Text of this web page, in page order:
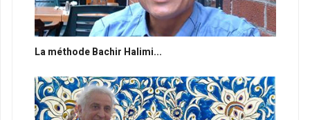
La méthode Bachir Halimi...